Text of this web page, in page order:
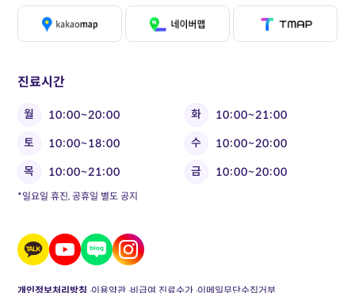
진료시간
월 10:00~20:00 화
10:00~21:00
토
10:00~18:00 수
10:00~20:00
목
10:00~21:00 금 10:00~20:00
*일요일 휴진, 공휴일 별도 공지
개인정보처리방침 이용약관 비급여 진료수가 이메일무단수집거부